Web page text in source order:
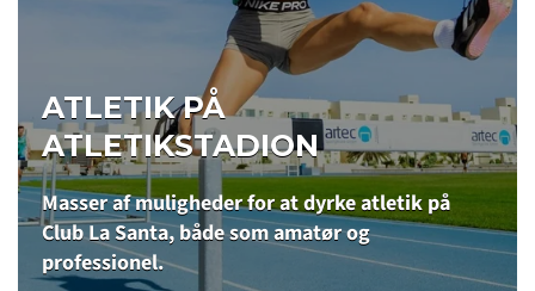
ATLETIK PÅ
ATLETIKSTADION
Masser af muligheder for at dyrke atletik på
Club La Santa, både som amatør og
professionel.